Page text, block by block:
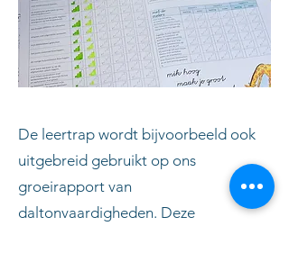
De leertrap wordt bijvoorbeeld ook
uitgebreid gebruikt op ons
groeirapport van
daltonvaardigheden. Deze